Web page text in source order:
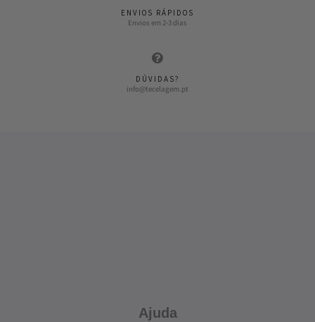
ENVIOS RÁPIDOS
Envios em 2-3 dias
DÚVIDAS?
info@tecelagem.pt
Ajuda